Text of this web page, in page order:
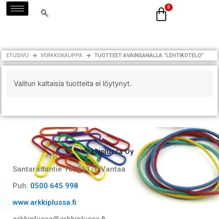
Siirry
sisältöön
ETUSIVU VERKKOKAUPPA TUOTTEET AVAINSANALLA “LEHTIKOTELO”
Valitun kaltaisia tuotteita ei löytynyt.
Arkkiplussa Oy
Santaradantie 10, 01370 Vantaa​
Puh: 0500 645 998
www.arkkiplussa.fi